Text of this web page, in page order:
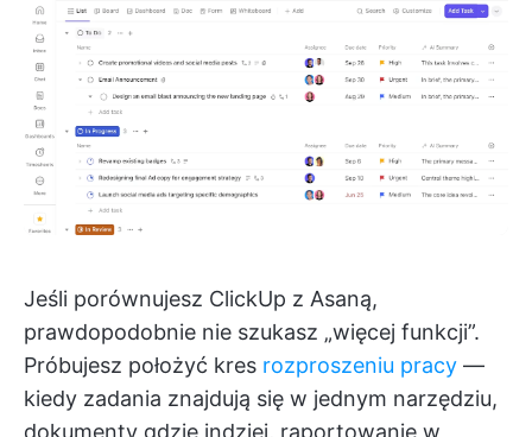
Jeśli porównujesz ClickUp z Asaną,
prawdopodobnie nie szukasz „więcej funkcji”.
Próbujesz położyć kres rozproszeniu pracy —
kiedy zadania znajdują się w jednym narzędziu,
dokumenty gdzie indziej, raportowanie w